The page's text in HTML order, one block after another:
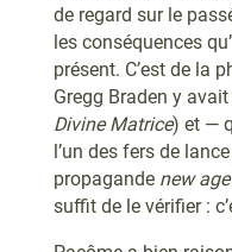
de regard sur le
les conséquences
présent. C’est de la
Gregg Braden y
Divine Matrice) et —
l’un des fers de
propagande new age
suffit de le vérifier :